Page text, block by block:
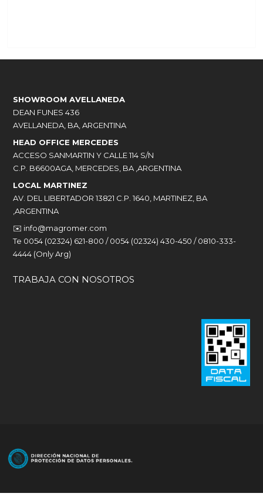
SHOWROOM AVELLANEDA
DEAN FUNES 436
AVELLANEDA, BA, ARGENTINA
HEAD OFFICE MERCEDES
ACCESO SANMARTIN Y CALLE 114 S/N
C.P. B6600AGA, MERCEDES, BA ,ARGENTINA
LOCAL MARTINEZ
AV. DEL LIBERTADOR 13821 C.P. 1640, MARTINEZ, BA
,ARGENTINA
✉️ info@magromer.com
Te 0054 (02324) 621-800 / 0054 (02324) 430-450 / 0810-333-
4444 (Only Arg)
TRABAJA CON NOSOTROS